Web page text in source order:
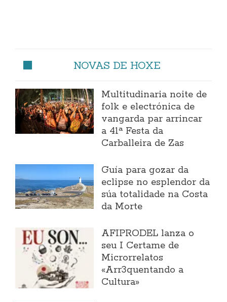
NOVAS DE HOXE
Multitudinaria noite de
folk e electrónica de
vangarda par arrincar
a 41ª Festa da
Carballeira de Zas
Guía para gozar da
eclipse no esplendor da
súa totalidade na Costa
da Morte
AFIPRODEL lanza o
seu I Certame de
Microrrelatos
«Arr3quentando a
Cultura»